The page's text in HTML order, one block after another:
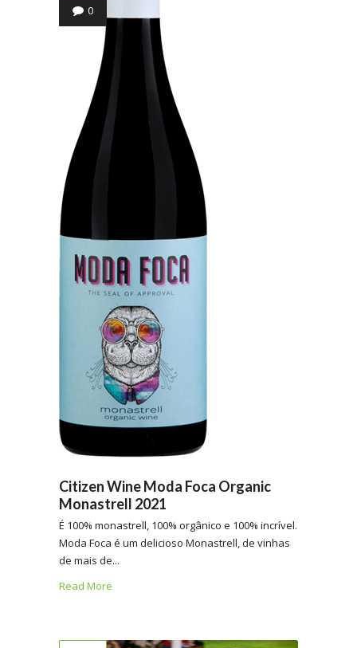
0
Citizen Wine Moda Foca Organic
Monastrell 2021
É 100% monastrell, 100% orgânico e 100% incrível.
Moda Foca é um delicioso Monastrell, de vinhas
de mais de...
Read More